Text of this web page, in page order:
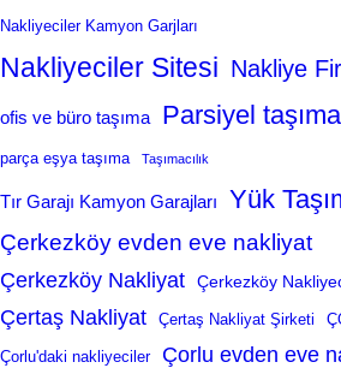
Nakliyeciler Kamyon Garjları
Nakliyeciler Sitesi Nakliye
ofis ve büro taşıma Parsiyel
parça eşya taşıma Taşımacılık
Tır Garajı Kamyon Garajları Yük
Çerkezköy evden eve nakliyat
Çerkezköy Nakliyat Çerkezköy
Çertaş Nakliyat Çertaş Nakliyat Şirketi
Çorlu'daki nakliyeciler Çorlu evden eve